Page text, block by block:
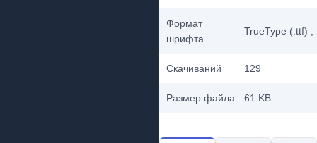
Формат
шрифта
TrueType (.ttf)
Скачиваний 129
Размер файла 61 KB